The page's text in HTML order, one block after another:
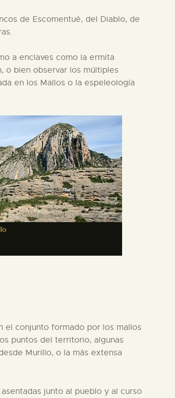
de Escomentué, del Diablo, de
a enclaves como la ermita
o bien observar los múltiples
en los Mallos o la espeleología
el conjunto formado por los mallos
puntos del territorio, algunas
Murillo, o la más extensa
junto al pueblo y al curso